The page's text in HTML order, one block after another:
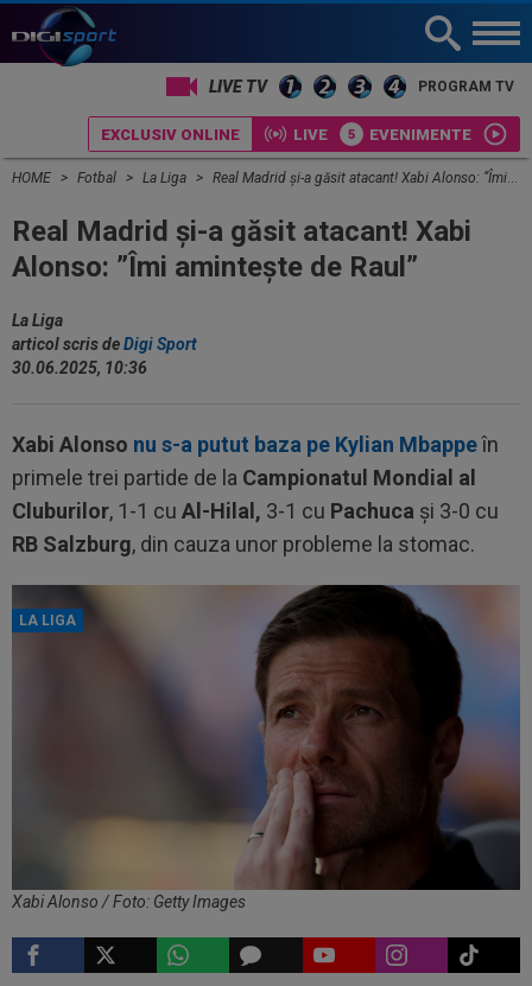
PROGRAM TV
EXCLUSIV ONLINE LIVE EVENIMENTE
HOME Fotbal La Liga Real Madrid și-a găsit atacant! Xabi Alonso: ”Îmi amintește de Raul”
Real Madrid și-a găsit atacant! Xabi
Alonso: ”Îmi amintește de Raul”
La Liga
articol scris deDigi Sport
30.06.2025, 10:36
Xabi Alonso nu s-a putut baza pe Kylian Mbappeîn
primele trei partide de la Campionatul Mondial al
Cluburilor, 1-1 cu Al-Hilal, 3-1 cu Pachuca și 3-0 cu
RB Salzburg, din cauza unor probleme la stomac.
LA LIGA
Xabi Alonso / Foto: Getty Images